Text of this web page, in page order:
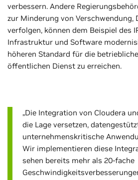
verbessern. Andere
zur Minderung von Verschwendung,
verfolgen, können dem Beispiel des
Infrastruktur und Software
höheren Standard für die
öffentlichen Dienst zu erreichen.
„Die Integration von Cloudera
die Lage versetzen,
unternehmenskritische
Wir implementieren diese
sehen bereits mehr als 20-fache